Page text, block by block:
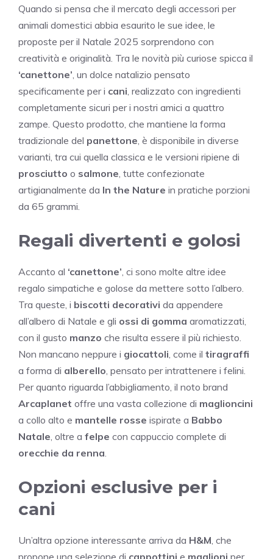
Quando si pensa che il mercato degli accessori per
animali domestici abbia esaurito le sue idee, le
proposte per il Natale 2025 sorprendono con
creatività e originalità. Tra le novità più curiose spicca il
‘canettone’, un dolce natalizio pensato
specificamente per i cani, realizzato con ingredienti
completamente sicuri per i nostri amici a quattro
zampe. Questo prodotto, che mantiene la forma
tradizionale del panettone, è disponibile in diverse
varianti, tra cui quella classica e le versioni ripiene di
prosciutto o salmone, tutte confezionate
artigianalmente da In the Nature in pratiche porzioni
da 65 grammi.
Regali divertenti e golosi
Accanto al ‘canettone’, ci sono molte altre idee
regalo simpatiche e golose da mettere sotto l’albero.
Tra queste, i biscotti decorativi da appendere
all’albero di Natale e gli ossi di gomma aromatizzati,
con il gusto manzo che risulta essere il più richiesto.
Non mancano neppure i giocattoli, come il tiragraffi
a forma di alberello, pensato per intrattenere i felini.
Per quanto riguarda l’abbigliamento, il noto brand
Arcaplanet offre una vasta collezione di maglioncini
a collo alto e mantelle rosse ispirate a Babbo
Natale, oltre a felpe con cappuccio complete di
orecchie da renna.
Opzioni esclusive per i
cani
Un’altra opzione interessante arriva da H&M, che